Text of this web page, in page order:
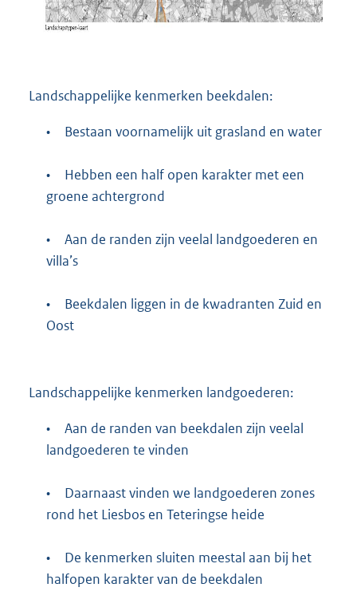
Landschappelijke kenmerken beekdalen:
• Bestaan voornamelijk uit grasland en water
•
Hebben een half open karakter met een
groene achtergrond
•
Aan de randen zijn veelal landgoederen en
villa’s
•
Beekdalen liggen in de kwadranten Zuid en
Oost
Landschappelijke kenmerken landgoederen:
•
Aan de randen van beekdalen zijn veelal
landgoederen te vinden
•
Daarnaast vinden we landgoederen zones
rond het Liesbos en Teteringse heide
•
De kenmerken sluiten meestal aan bij het
halfopen karakter van de beekdalen